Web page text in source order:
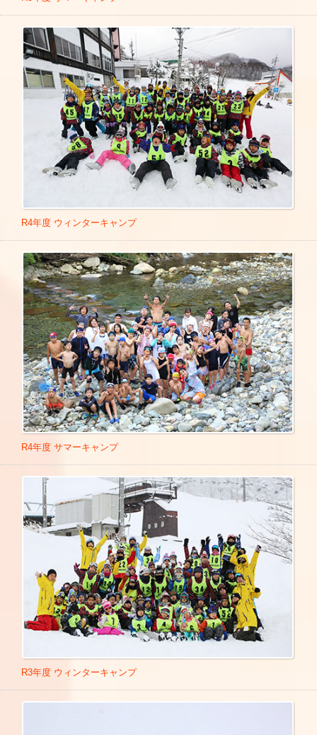
■静岡県 焼津市保護者連合会「講演会」2020年1月25日
■千葉県 柏市教育共同研究発表会「講演会」2020年1月29日
■沖縄県 「とかしきマラソン」ゲストスターター・とかしき
島体操披露 2020年2月1日Link
■三重県 皇學館大学講義 2020年2月4日Link
■東京都 厚生労働省「保育の現場・職業の魅力向上検討会」
構成員 2020年2月6日
■東京都 文部科学省「体験の風をおこそう」運動10周年記念
座談会 2020年2月7日
■神奈川県相模原市 愛のふちのべこども園「親子体操」2020
■広島県 グリーンアリーナ「親子体操」「指導者実技研修
■東京都北区 もうすぐ東京2020大会！来たKITA学び合いフ
ェスタ オープニングイベント「ひろみちお兄さんの体操教
室」2020年2月15日
■熊本県 熊本城マラソン2020ゲストランナー「復興チャレン
ジファンラン」2020年2月16日Link
■山口県宇部市渡辺翁記念会館 「古今狂言会」山口公演出演
2020年2月22日Link
■福岡県福岡市大濠公園能楽堂 「古今狂言会」福岡公演出演
2020年2月23日Link
■東京都オリンピックセンター 日本体育大学学友会総務リー
ダーズキャンプ「講演会」2020年2月25日
■三重県くわな幼稚園園内研修会 2020年3月23日Link
■TEAM座KARATE オンラインセミナー講師 2020年6月28日
■石川県 金沢大学外部招へい講師 2020年7月6日
■東京都 厚生労働省「保育の現場・職業の魅力向上検討会」
構成員 2020年7月10日
■東京都公認田柄幼稚園園内職員実技研修会 2020年7月15日
■東京都 厚生労働省「保育の現場・職業の魅力向上検討会」
構成員 2020年7月30日
■宮崎県 株式会社えがお ロケ 2020年8月4日Link
■群馬県 前橋けやきウォーク親子体操イベント 2020年8月13
日
■東京都 厚生労働省「保育の現場・職業の魅力向上検討会」
構成員 2020年8月24日
■東京都 厚生労働省「保育の現場・職業の魅力向上検討会」
構成員 2020年9月7日
■東京都 厚生労働省「保育の現場・職業の魅力向上検討会」
構成員 2020年9月17日
■ごはんの学校(東海テレビローカル) -レギュラー
■IQサプリ
■おいしいプラいパン
■みなさんのおかげでした「モジモジくん」
■子育てれび
■歌がうまい王座決定戦
■潜入!リアルスコープ
■平成教育委員会
■森田一義アワー 笑っていいとも!
■ライオンのごきげんよう
■出川哲郎の病院の歩き方
■梅沢富男のズバッと聞きます
■ノンストップ！「いいものプレミアム」 2021年7月1日Lin
k
■ノンストップ！「いいものプレミアム」 収録 2021年9月22
日Link
■ノンストップ！「いいものプレミアム」 収録 2021年9月29
日Link
■ディノスTHEストア 収録 2022年2月2日Link
■ホンマでっか！？TV 2022年3月2日 テレビ出演Link
■ディノスTHEストア 収録 22023年2月28日Link
■「ぽかぽか」生放送出演 8月24日Link
■「ぽかぽか」出演 10月5日
■「サクッとエクササイズ スタプラ」 4月1日 21時54分～22
時Link
■「サクッとエクササイズ スタプラ」 4月8日 22時09分～22
時15分
■「サクッとエクササイズ スタプラ」 4月15日 21時54分～2
■「サン！シャシン」準レギュラー出演 2025年4月
【 テレビ朝日 】
■黒柳徹子「徹子の部屋」 2025年2月14日
■国分太一・美輪明宏・江原啓之のオーラの泉
■古代王者 恐竜キング Dキッズ・アドベンチャー
出演
■グレイトマザー物語
R4年度 ウィンターキャンプ
R4年度 サマーキャンプ
R3年度 ウィンターキャンプ